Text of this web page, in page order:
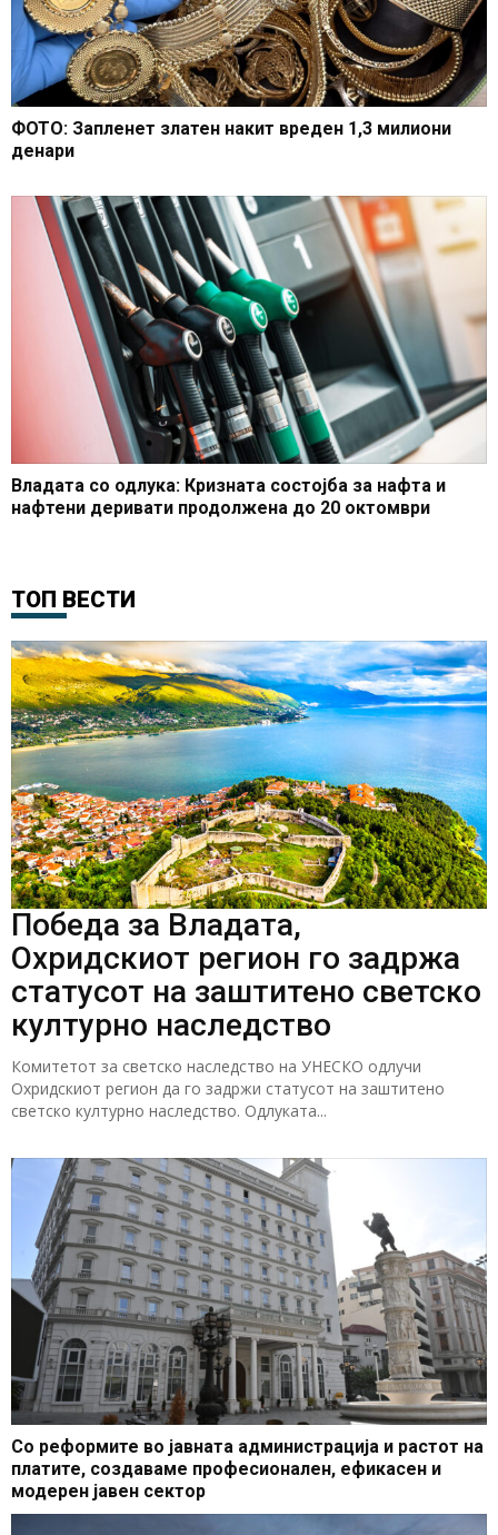
ФОТО: Запленет златен накит вреден 1,3 милиони
денари
Владата со одлука: Кризната состојба за нафта и
нафтени деривати продолжена до 20 октомври
ТОП ВЕСТИ
Победа за Владата,
Охридскиот регион го задржа
статусот на заштитено светско
културно наследство
Комитетот за светско наследство на УНЕСКО одлучи
Охридскиот регион да го задржи статусот на заштитено
светско културно наследство. Одлуката...
Со реформите во јавната администрација и растот на
платите, создаваме професионален, ефикасен и
модерен јавен сектор